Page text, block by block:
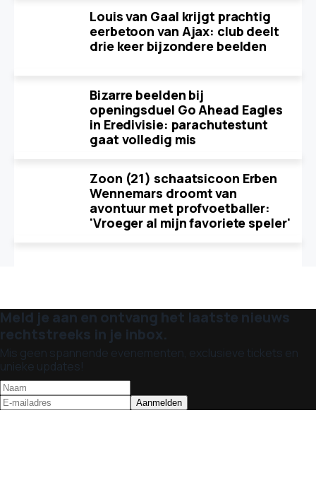
Louis van Gaal krijgt prachtig
eerbetoon van Ajax: club deelt
drie keer bijzondere beelden
Bizarre beelden bij
openingsduel Go Ahead Eagles
in Eredivisie: parachutestunt
gaat volledig mis
Zoon (21) schaatsicoon Erben
Wennemars droomt van
avontuur met profvoetballer:
'Vroeger al mijn favoriete speler'
Meld je aan en ontvang het laatste nieuws
rechtstreeks in je inbox.
Mis geen spannende evenementen, exclusieve tickets en
unieke updates!